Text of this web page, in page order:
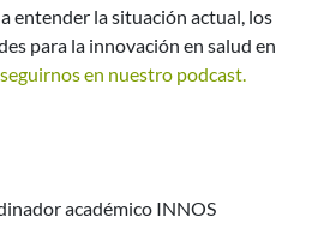
entender la situación actual, los
para la innovación en salud en
en nuestro podcast.
académico INNOS